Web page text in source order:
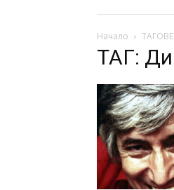
Начало ТАГОВЕ
ТАГ: